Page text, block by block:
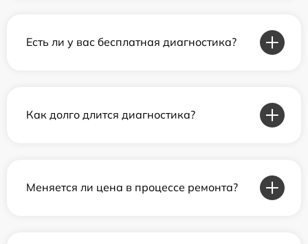
Есть ли у вас бесплатная диагностика?
Как долго длится диагностика?
Меняется ли цена в процессе ремонта?